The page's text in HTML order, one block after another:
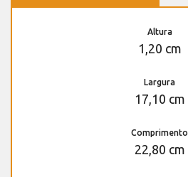
Altura
1,20 cm
Largura
17,10 cm
Comprimento
22,80 cm